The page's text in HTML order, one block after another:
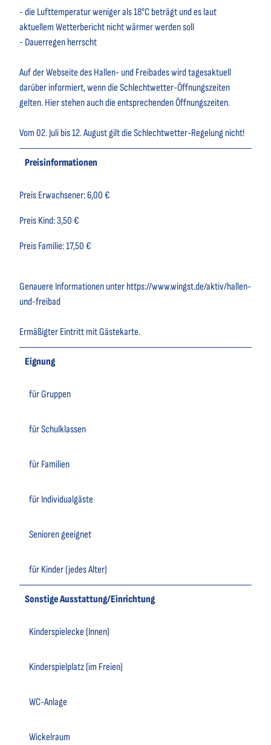
- die Lufttemperatur weniger als 18°C beträgt und es laut
aktuellem Wetterbericht nicht wärmer werden soll
- Dauerregen herrscht
Auf der Webseite des Hallen- und Freibades wird tagesaktuell
darüber informiert, wenn die Schlechtwetter-Öffnungszeiten
gelten. Hier stehen auch die entsprechenden Öffnungszeiten.
Vom 02. Juli bis 12. August gilt die Schlechtwetter-Regelung nicht!
Preisinformationen
Preis Erwachsener: 6,00 €
Preis Kind: 3,50 €
Preis Familie: 17,50 €
Genauere Informationen unter https://www.wingst.de/aktiv/hallen-
und-freibad
Ermäßigter Eintritt mit Gästekarte.
Eignung
für Gruppen
für Schulklassen
für Familien
für Individualgäste
Senioren geeignet
für Kinder (jedes Alter)
Sonstige Ausstattung/Einrichtung
Kinderspielecke (Innen)
Kinderspielplatz (im Freien)
WC-Anlage
Wickelraum